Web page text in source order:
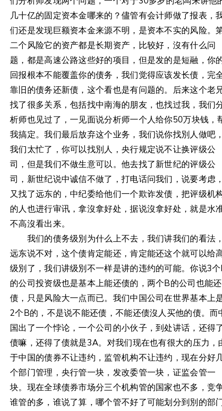
几十亿的固定资本金哪来的？儘管有会计师做了报表，
们还是发现巨额资本金来源不明，是资本不实的风险。
二个风险它的资产都是长期资产，比较好，沒有什么问
题，都是高速公路这些好的项目，但是发的是短融，你
回报根本不能覆盖你的债务，我们觉得应该发长债，完
靠旧的债务还新债，这个看也是有问题的。后来这个老
找了很多关系，包括找中南海的朋友，也找过我，我们
析师也见过了，一见面说分析师一个人给你50万块钱，
我搞定。我们最后放弃这个业务，我们说你找別人做吧
我们太忙了，你可以找別人，央行规定说不让换评级公
司，但是我们不做生意可以。他去找了新世纪的评级公
司，新世纪说中诚信不做了，打电话问我们，说要考虑
又找了远东的，中纪委给他们一个欺诈发债，把评级机
的人也进行审讯，拿沒拿好处，据说沒拿好处，就是水
不高沒看出来。
我们的债务级別为什么上不去，我们讲我们的看法
远东说不对，这个债肯定能还，肯定能还这个就可以给
级別了，我们讲级別不一样是讲的违约的可能。你说3
的公司投资级也是基本上能还债的，两个B的公司也能还
债，只是风险大一点而已。我们中国公司在世界基本上
2个B的，不是说不能还债，不能还债沒人买他的债。而
国出了一个悖论，一个公司的小伙子，到处讲话，还得
债嘛，还得了债就是3A。对我们现在也有很大的压力，
于中国的债券不让违约，监管机构不让违约，现在分好
个部门管理，央行管一块，发改委管一块，证监会管一
块。现在全球债券市场分三个机构管的国家也不多，竞
谁管的多，谁说了算，哪个管不好了可能划分到別的部